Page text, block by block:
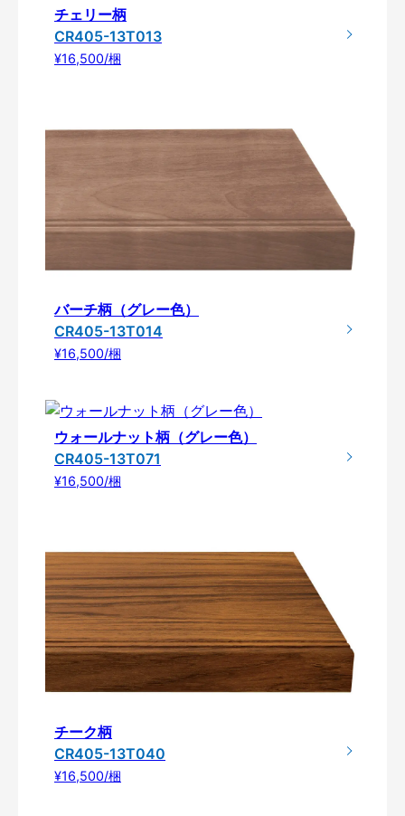
チェリー柄
CR405-13T013
¥16,500/梱
バーチ柄（グレー色）
CR405-13T014
¥16,500/梱
ウォールナット柄（グレー色）
CR405-13T071
¥16,500/梱
チーク柄
CR405-13T040
¥16,500/梱